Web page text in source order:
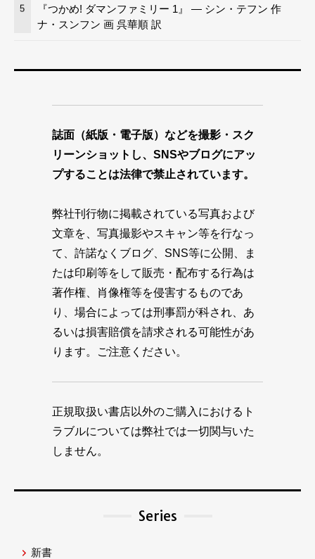
5
『つかめ! ダマンファミリー 1』 — シン・テフン 作
ナ・スンフン 画 呉華順 訳
誌面（紙版・電子版）などを撮影・スク
リーンショットし、SNSやブログにアッ
プすることは法律で禁止されています。
弊社刊行物に掲載されている写真および
文章を、写真撮影やスキャン等を行なっ
て、許諾なくブログ、SNS等に公開、ま
たは印刷等をして販売・配布する行為は
著作権、肖像権等を侵害するものであ
り、場合によっては刑事罰が科され、あ
るいは損害賠償を請求される可能性があ
ります。ご注意ください。
正規取扱い書店以外のご購入におけるト
ラブルについては弊社では一切関与いた
しません。
Series
新書